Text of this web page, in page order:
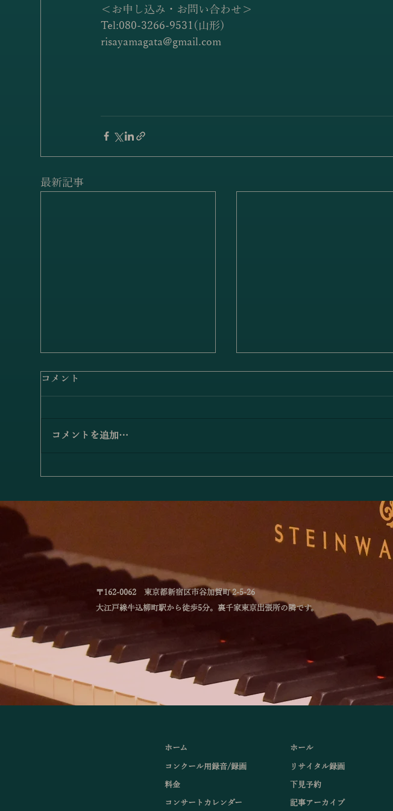
＜お申し込み・お問い合わせ＞
Tel:080-3266-9531(山形)
risayamagata@gmail.com
最新記事
ピアチェーレ室内楽団「ブラ
ームス／弦楽六重奏曲第1番
された「ピアチェーレ室内楽団演
快諾された演奏者、関係者の皆さ
チェロ石原愛里、コントラバス河
野大志、以上6氏の演奏で、ブラ
ームス「弦楽六重奏曲第1番変ロ
長調」をお聴きいただきます。ど
小澤佳奈＆小林史明「愛の挨
コメント
コメントを追加…
〒162-0062 東京都新宿区市谷加賀町 2-5-26
大江戸線牛込柳町駅から徒歩5分。裏千家東京出張所の隣です。
ホーム ホール
コンクール用録音/録画 リサイタル録画
料金 下見予約
コンサートカレンダー 記事アーカイブ